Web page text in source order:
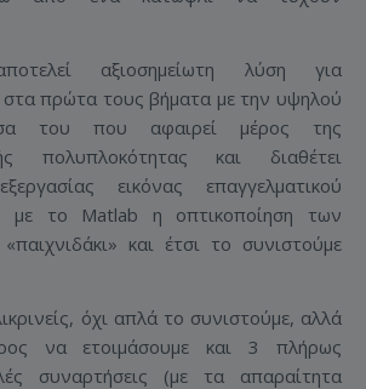
αξιοσημείωτη λύση για
στα πρώτα τους βήματα με την υψηλού
του που αφαιρεί μέρος της
πολυπλοκότητας και διαθέτει
εικόνας επαγγελματικού
με το Matlab η οπτικοποίηση των
και έτσι το συνιστούμε
όχι απλά το συνιστούμε, αλλά
να ετοιμάσουμε και 3 πλήρως
συναρτήσεις (με τα απαραίτητα